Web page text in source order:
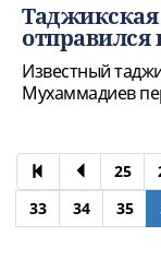
Таджикская
Известный
Мухаммадиев
25
33
34 35